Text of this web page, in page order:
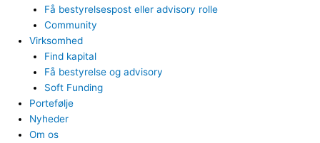
Få bestyrelsespost eller advisory rolle
Community
Virksomhed
Find kapital
Få bestyrelse og advisory
Soft Funding
Portefølje
Nyheder
Om os